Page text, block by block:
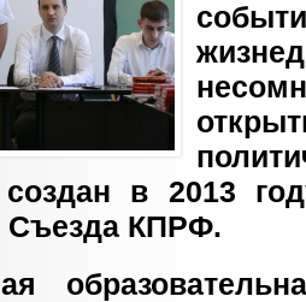
в 2013
Съезда КПРФ.